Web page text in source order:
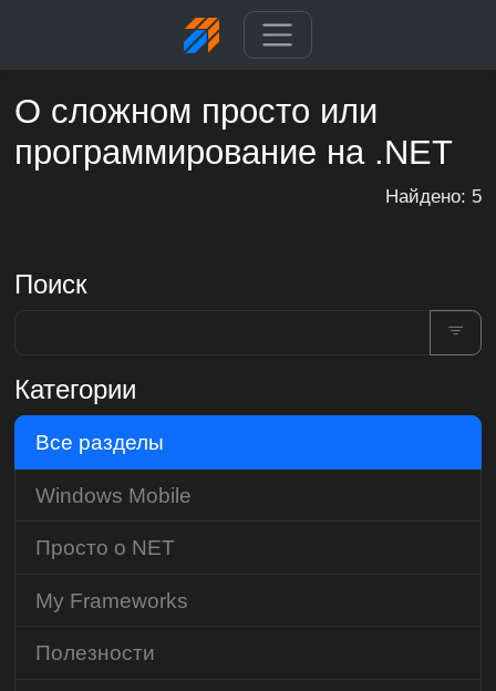
О сложном просто или
программирование на .NET
Найдено: 5
Поиск
Категории
Все разделы
Windows Mobile
Просто о NET
My Frameworks
Полезности